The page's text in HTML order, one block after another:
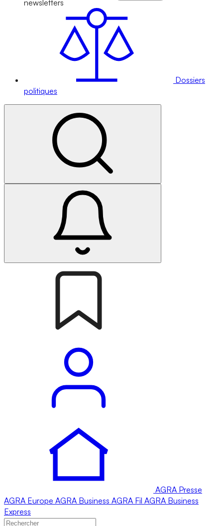
newsletters
Dossiers
politiques
AGRA Presse
AGRA Europe AGRA Business AGRA Fil AGRA Business
Express